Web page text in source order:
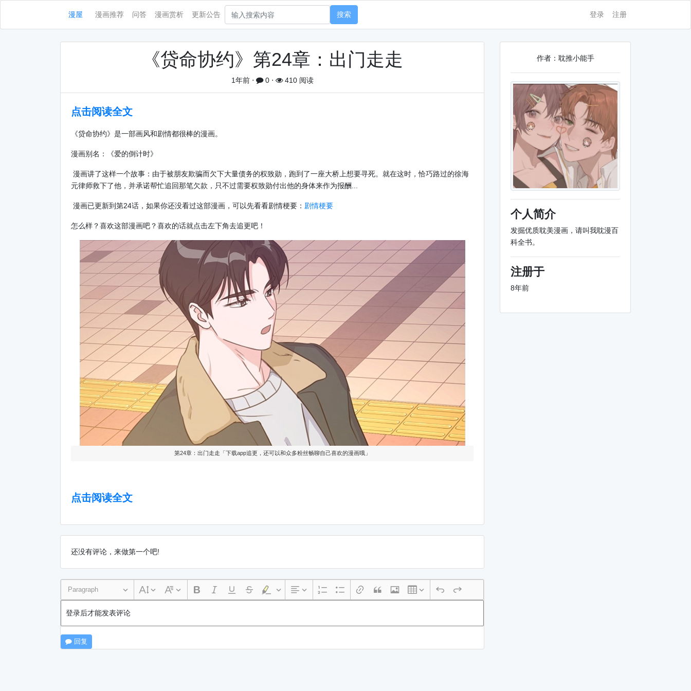
漫屋 漫画推荐 问答 漫画赏析 更新公告 搜索 登录 注册
《贷命协约》第24章：出门走走
1年前⋅ 0⋅ 410 阅读
点击阅读全文
《贷命协约》是一部画风和剧情都很棒的漫画。
漫画别名：《爱的倒计时》
漫画讲了这样一个故事：由于被朋友欺骗而欠下大量债务的权致勋，跑到了一座大桥上想要寻死。就在这时，恰巧路过的徐海
元律师救下了他，并承诺帮忙追回那笔欠款，只不过需要权致勋付出他的身体来作为报酬...
漫画已更新到第24话，如果你还没看过这部漫画，可以先看看剧情梗要： 剧情梗要
怎么样？喜欢这部漫画吧？喜欢的话就点击左下角去追更吧！
第24章：出门走走「下载app追更，还可以和众多粉丝畅聊自己喜欢的漫画哦」
点击阅读全文
还没有评论，来做第一个吧!
Paragraph
登录后才能发表评论
回复
作者：耽推小能手
个人简介
发掘优质耽美漫画，请叫我耽漫百
科全书。
注册于
8年前